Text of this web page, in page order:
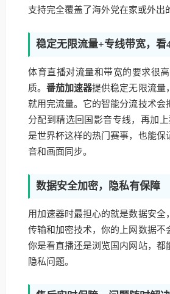
支持完全覆盖了海外党在家或外出
稳定无限流量+专线带宽，看
体育直播对流量和带宽的要求很
质。番茄加速器提供稳定无限流量
就用完流量。它的智能分流技术会
分配到精选回国影音专线，再加
是世界杯这样的热门赛事，也能保
音和画面同步。
数据安全加密，隐私有保障
用加速器时最担心的就是数据安全，
传输和加密技术，你的上网数据不
你是看直播还是浏览国内网站，都
隐私问题。